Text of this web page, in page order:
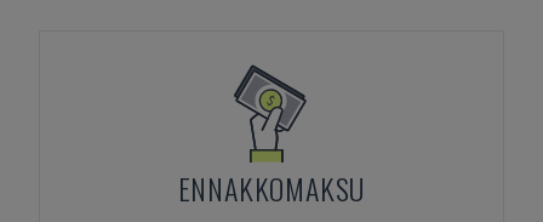
ENNAKKOMAKSU